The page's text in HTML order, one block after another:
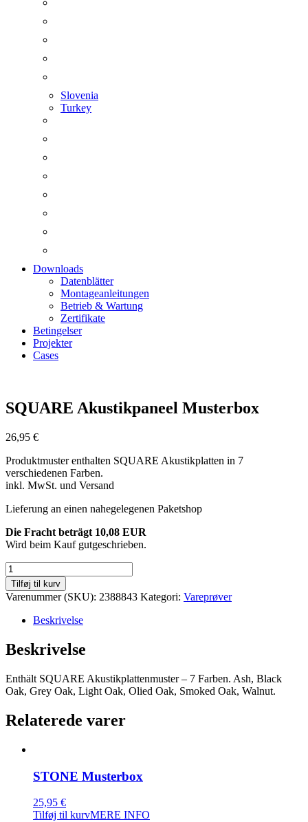
Slovenia
Turkey
Downloads
Datenblätter
Montageanleitungen
Betrieb & Wartung
Zertifikate
Betingelser
Projekter
Cases
SQUARE Akustikpaneel Musterbox
26,95 €
Produktmuster enthalten SQUARE Akustikplatten in 7
verschiedenen Farben.
inkl. MwSt. und Versand
Lieferung an einen nahegelegenen Paketshop
Die Fracht beträgt 10,08 EUR
Wird beim Kauf gutgeschrieben.
SQUARE
Akustikpaneel
Musterbox
antal
Tilføj til kurv
Varenummer (SKU): 2388843 Kategori: Vareprøver
Beskrivelse
Beskrivelse
Enthält SQUARE Akustikplattenmuster – 7 Farben. Ash, Black
Oak, Grey Oak, Light Oak, Olied Oak, Smoked Oak, Walnut.
Relaterede varer
STONE Musterbox
25,95 €
Tilføj til kurvMERE INFO